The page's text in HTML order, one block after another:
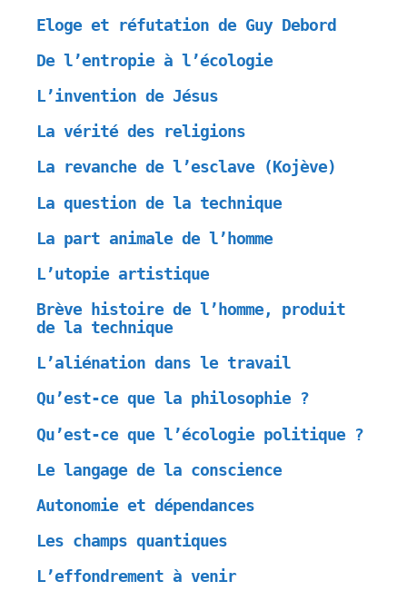
Eloge et réfutation de Guy Debord
De l’entropie à l’écologie
L’invention de Jésus
La vérité des religions
La revanche de l’esclave (Kojève)
La question de la technique
La part animale de l’homme
L’utopie artistique
Brève histoire de l’homme, produit
de la technique
L’aliénation dans le travail
Qu’est-ce que la philosophie ?
Qu’est-ce que l’écologie politique ?
Le langage de la conscience
Autonomie et dépendances
Les champs quantiques
L’effondrement à venir